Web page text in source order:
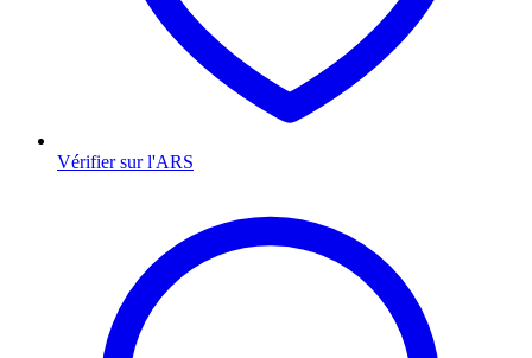
Vérifier sur l'ARS